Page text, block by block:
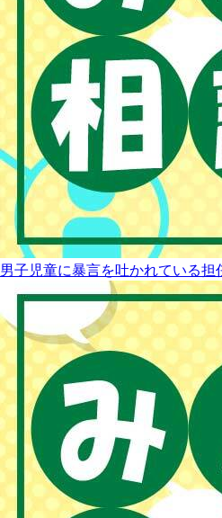
男子児童に暴言を吐かれている担